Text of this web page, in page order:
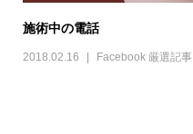
施術中の電話
2018.02.16 Facebook 厳選記事